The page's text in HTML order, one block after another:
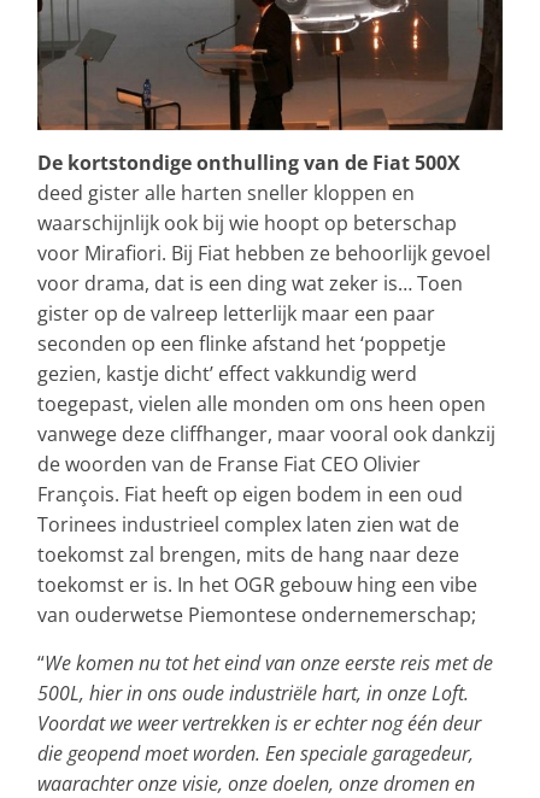
De kortstondige onthulling van de Fiat 500X
deed gister alle harten sneller kloppen en
waarschijnlijk ook bij wie hoopt op beterschap
voor Mirafiori. Bij Fiat hebben ze behoorlijk gevoel
voor drama, dat is een ding wat zeker is… Toen
gister op de valreep letterlijk maar een paar
seconden op een flinke afstand het ‘poppetje
gezien, kastje dicht’ effect vakkundig werd
toegepast, vielen alle monden om ons heen open
vanwege deze cliffhanger, maar vooral ook dankzij
de woorden van de Franse Fiat CEO Olivier
François. Fiat heeft op eigen bodem in een oud
Torinees industrieel complex laten zien wat de
toekomst zal brengen, mits de hang naar deze
toekomst er is. In het OGR gebouw hing een vibe
van ouderwetse Piemontese ondernemerschap;
“We komen nu tot het eind van onze eerste reis met de
500L, hier in ons oude industriële hart, in onze Loft.
Voordat we weer vertrekken is er echter nog één deur
die geopend moet worden. Een speciale garagedeur,
waarachter onze visie, onze doelen, onze dromen en